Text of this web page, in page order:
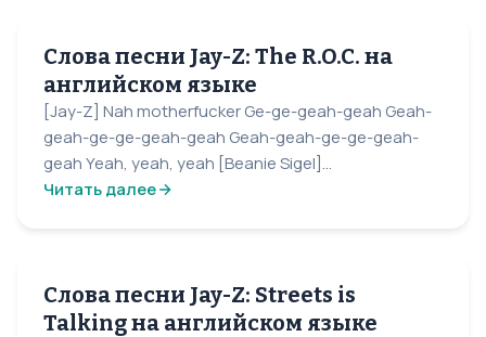
Слова песни Jay-Z: The R.O.C. на
английском языке
[Jay-Z] Nah motherfucker Ge-ge-geah-geah Geah-
geah-ge-ge-geah-geah Geah-geah-ge-ge-geah-
geah Yeah, yeah, yeah [Beanie Sigel]...
Читать далее
Слова песни Jay-Z: Streets is
Talking на английском языке